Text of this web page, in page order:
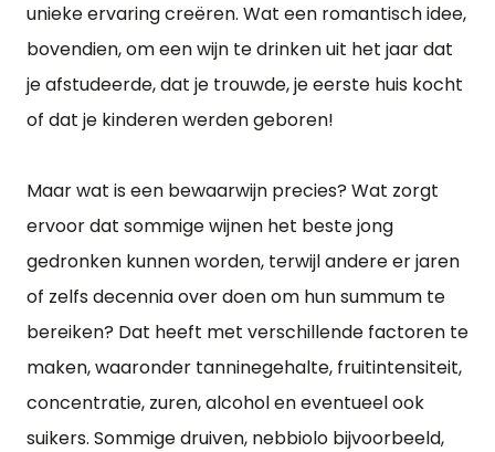
unieke ervaring creëren. Wat een romantisch idee,
bovendien, om een wijn te drinken uit het jaar dat
je afstudeerde, dat je trouwde, je eerste huis kocht
of dat je kinderen werden geboren!
Maar wat is een bewaarwijn precies? Wat zorgt
ervoor dat sommige wijnen het beste jong
gedronken kunnen worden, terwijl andere er jaren
of zelfs decennia over doen om hun summum te
bereiken? Dat heeft met verschillende factoren te
maken, waaronder tanninegehalte, fruitintensiteit,
concentratie, zuren, alcohol en eventueel ook
suikers. Sommige druiven, nebbiolo bijvoorbeeld,